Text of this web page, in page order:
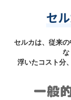
セ
セルカは、従来
な
浮いたコスト分